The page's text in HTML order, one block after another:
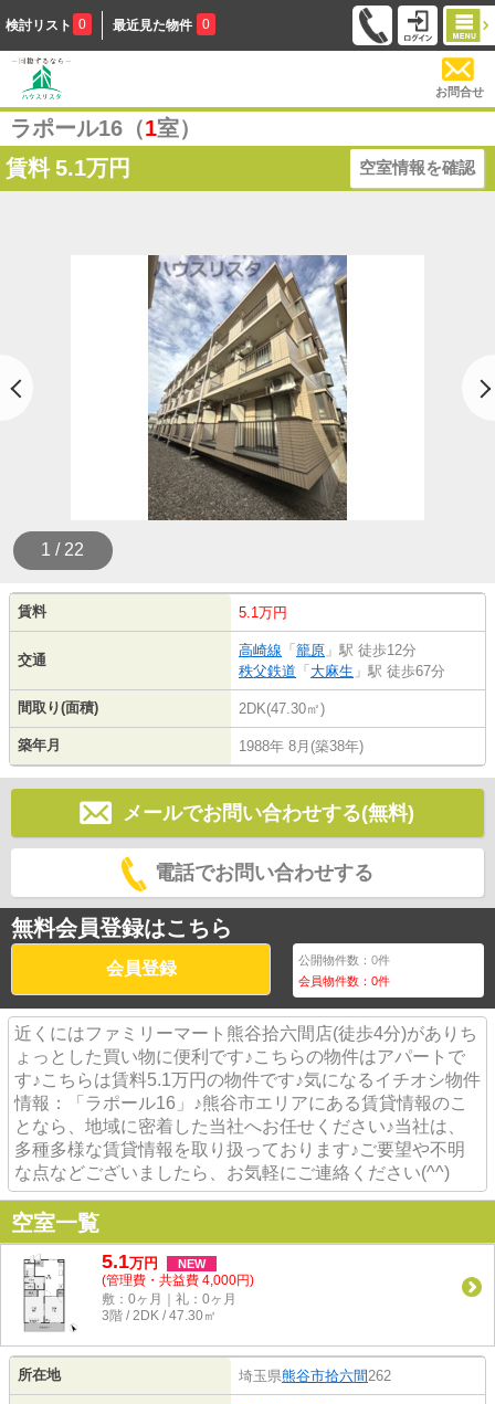
検討リスト 0 最近見た物件 0
お問合せ
ラポール16（1室）
賃料 5.1万円 空室情報を確認
1 / 22
賃料 5.1万円
交通
高崎線 「 籠原 」駅 徒歩12分
秩父鉄道 「 大麻生 」駅 徒歩67分
間取り(面積) 2DK(47.30㎡)
築年月 1988年 8月(築38年)
メールでお問い合わせする(無料)
電話でお問い合わせする
無料会員登録はこちら
会員登録 公開物件数：0件
会員物件数：0件
近くにはファミリーマート熊谷拾六間店(徒歩4分)がありち
ょっとした買い物に便利です♪こちらの物件はアパートで
す♪こちらは賃料5.1万円の物件です♪気になるイチオシ物件
情報：「ラポール16」♪熊谷市エリアにある賃貸情報のこ
となら、地域に密着した当社へお任せください♪当社は、
多種多様な賃貸情報を取り扱っております♪ご要望や不明
な点などございましたら、お気軽にご連絡ください(^^)
空室一覧
5.1万円 NEW
(管理費・共益費 4,000円)
敷：0ヶ月｜礼：0ヶ月
3階 / 2DK / 47.30㎡
所在地 埼玉県熊谷市拾六間262